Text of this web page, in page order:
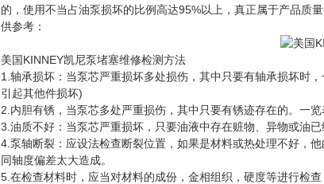
的，使用不当占油泵损坏的比例高达95%以上，真正属于产品质
供参考：
美国KINNEY凯尼泵堵塞维修检测方法
1.轴承损坏：当泵芯严重损坏多处损伤，其中只要有轴承损坏时
引起其他件损坏)
2.内胆有锈，当泵芯多处严重损伤，其中只要有锈迹存在的。一
3.油质不好：当泵芯严重损坏，只要油液中存在赃物、异物或油
4.泵轴断裂：应设法检查断裂位置，如果是材料或热处理不好，
同轴度偏差太大造成。
5.在检查材料时，应当对材料的成份，金相组织，硬度等进行检